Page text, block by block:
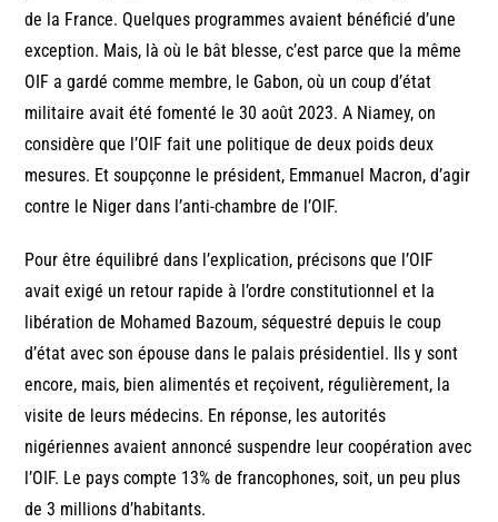
de la France. Quelques programmes avaient bénéficié d’une
exception. Mais, là où le bât blesse, c’est parce que la même
OIF a gardé comme membre, le Gabon, où un coup d’état
militaire avait été fomenté le 30 août 2023. A Niamey, on
considère que l’OIF fait une politique de deux poids deux
mesures. Et soupçonne le président, Emmanuel Macron, d’agir
contre le Niger dans l’anti-chambre de l’OIF.
Pour être équilibré dans l’explication, précisons que l’OIF
avait exigé un retour rapide à l’ordre constitutionnel et la
libération de Mohamed Bazoum, séquestré depuis le coup
d’état avec son épouse dans le palais présidentiel. Ils y sont
encore, mais, bien alimentés et reçoivent, régulièrement, la
visite de leurs médecins. En réponse, les autorités
nigériennes avaient annoncé suspendre leur coopération avec
l’OIF. Le pays compte 13% de francophones, soit, un peu plus
de 3 millions d’habitants.